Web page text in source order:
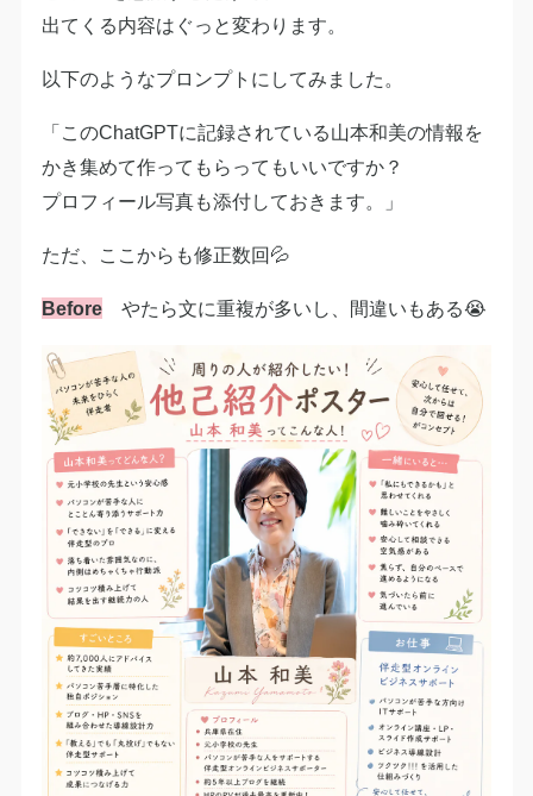
出てくる内容はぐっと変わります。
以下のようなプロンプトにしてみました。
「このChatGPTに記録されている山本和美の情報を
かき集めて作ってもらってもいいですか？
プロフィール写真も添付しておきます。」
ただ、ここからも修正数回💦
Before やたら文に重複が多いし、間違いもある😭